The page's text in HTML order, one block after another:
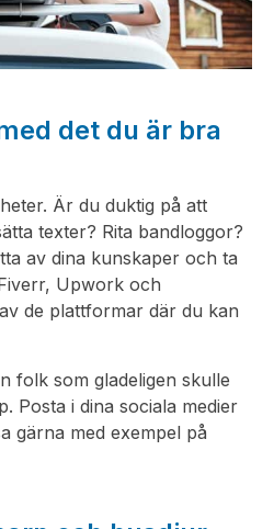
det du är bra
Är du duktig på att
texter? Rita bandloggor?
av dina kunskaper och ta
Upwork och
de plattformar där du kan
folk som gladeligen skulle
Posta i dina sociala medier
gärna med exempel på